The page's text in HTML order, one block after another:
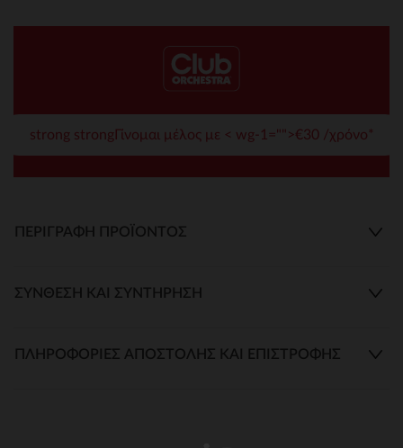
strong strongΓίνομαι μέλος με < wg-1="">€30 /χρόνο*
ΠΕΡΙΓΡΑΦΉ ΠΡΟΪΌΝΤΟΣ
ΣΎΝΘΕΣΗ ΚΑΙ ΣΥΝΤΉΡΗΣΗ
ΠΛΗΡΟΦΟΡΊΕΣ ΑΠΟΣΤΟΛΉΣ ΚΑΙ ΕΠΙΣΤΡΟΦΉΣ